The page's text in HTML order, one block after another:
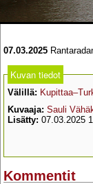
07.03.2025
Kuvan tiedot
Välillä:
Kuvaaja: Sauli
Lisätty: 07.03.2025
Kommentit